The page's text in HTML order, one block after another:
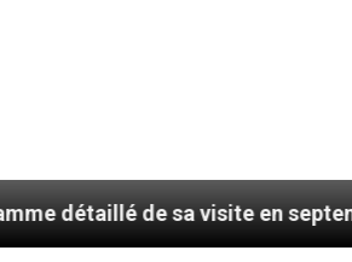
de sa visite en septembre – 7